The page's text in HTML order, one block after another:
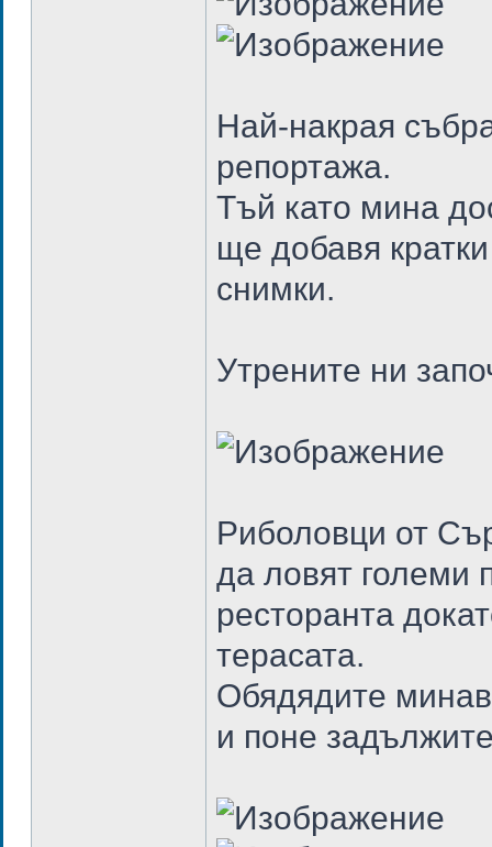
Най-накрая
репортажа.
Тъй като мина
ще добавя
снимки.
Утрените ни
Риболовци от
да ловят големи
ресторанта
терасата.
Обядядите
и поне